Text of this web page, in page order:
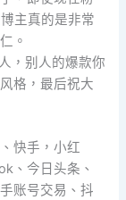
主真的是非常
。
，别人的爆款你
格，最后祝大
快手，小红
、今日头条、
账号交易、抖